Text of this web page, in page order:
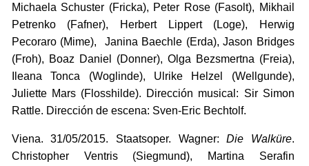
Michaela Schuster (Fricka), Peter Rose (Fasolt), Mikhail
Petrenko (Fafner), Herbert Lippert (Loge), Herwig
Pecoraro (Mime), Janina Baechle (Erda), Jason Bridges
(Froh), Boaz Daniel (Donner), Olga Bezsmertna (Freia),
Ileana Tonca (Woglinde), Ulrike Helzel (Wellgunde),
Juliette Mars (Flosshilde). Dirección musical: Sir Simon
Rattle. Dirección de escena: Sven-Eric Bechtolf.
Viena. 31/05/2015. Staatsoper. Wagner:Die Walküre.
Christopher Ventris (Siegmund), Martina Serafin